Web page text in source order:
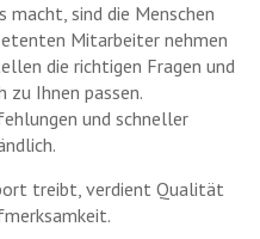
macht, sind die Menschen
Mitarbeiter nehmen
die richtigen Fragen und
zu Ihnen passen.
und schneller
treibt, verdient Qualität